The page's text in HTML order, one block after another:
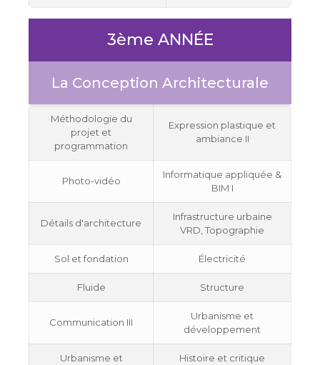
3ème ANNÉE
La Conception Architecturale
Méthodologie du
projet et
programmation
Expression plastique et
ambiance II
Photo-vidéo
Informatique appliquée &
BIM I
Détails d'architecture
Infrastructure urbaine
VRD, Topographie
Sol et fondation Électricité
Fluide Structure
Communication III
Urbanisme et
développement
Urbanisme et
Histoire et critique